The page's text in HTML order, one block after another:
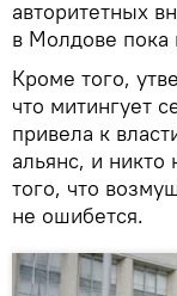
авторитетных
в Молдове пока
Кроме того,
что митингует
привела к
альянс, и никто
того, что
не ошибется.